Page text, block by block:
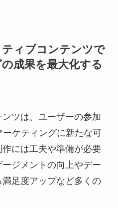
ィブコンテンツで
成果を最大化する
ツは、ユーザーの参加
ケティングに新たな可
には工夫や準備が必要
ジメントの向上やデー
足度アップなど多くの